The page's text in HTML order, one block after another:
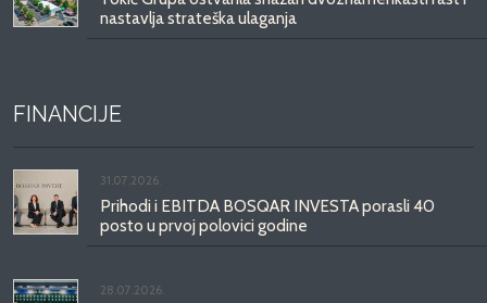
nastavlja strateška ulaganja
FINANCIJE
31.07.2026.
Prihodi i EBITDA BOSQAR INVESTA porasli 40
posto u prvoj polovici godine
28.07.2026.